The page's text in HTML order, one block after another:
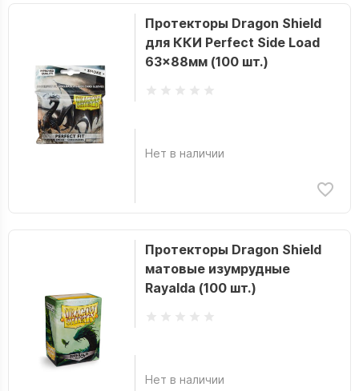
Протекторы Dragon Shield
для ККИ Perfect Side Load
63x88мм (100 шт.)
Нет в наличии
Протекторы Dragon Shield
матовые изумрудные
Rayalda (100 шт.)
Нет в наличии